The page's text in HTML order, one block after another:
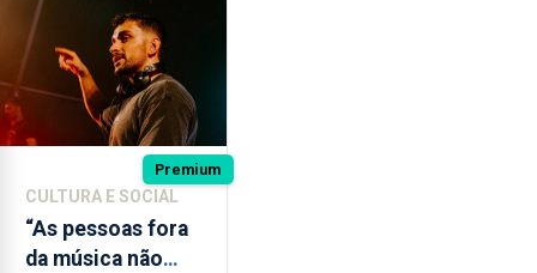
Premium
CULTURA E SOCIAL
“As pessoas fora
da música não